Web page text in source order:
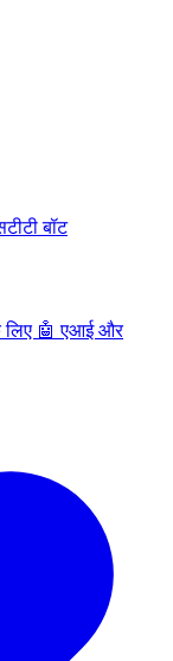
बॉट
लिए 🤖 एआई और